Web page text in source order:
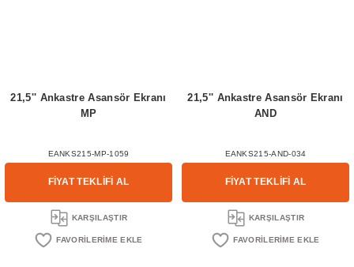
21,5'' Ankastre Asansör Ekranı
MP
EANKS215-MP-1059
FİYAT TEKLİFİ AL
KARŞILAŞTIR
21,5'' Ankastre Asansör Ekranı
AND
EANKS215-AND-034
FİYAT TEKLİFİ AL
KARŞILAŞTIR